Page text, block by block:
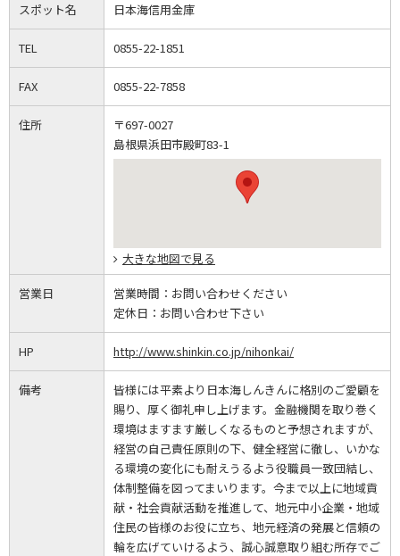
スポット名 日本海信用金庫
TEL 0855-22-1851
FAX 0855-22-7858
住所
〒697-0027
島根県浜田市殿町83-1
大きな地図で見る
営業日 営業時間： お問い合わせください
定休日： お問い合わせ下さい
HP http://www.shinkin.co.jp/nihonkai/
備考
皆様には平素より日本海しんきんに格別のご愛顧を
賜り、厚く御礼申し上げます。金融機関を取り巻く
環境はますます厳しくなるものと予想されますが、
経営の自己責任原則の下、健全経営に徹し、いかな
る環境の変化にも耐えうるよう役職員一致団結し、
体制整備を図ってまいります。今まで以上に地域貢
献・社会貢献活動を推進して、地元中小企業・地域
住民の皆様のお役に立ち、地元経済の発展と信頼の
輪を広げていけるよう、誠心誠意取り組む所存でご